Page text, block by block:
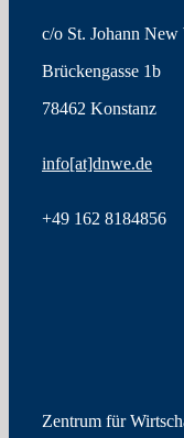
c/o St. Johann
Brückengasse 1b
78462 Konstanz
info[at]dnwe.de
+49 162 8184856
Zentrum für